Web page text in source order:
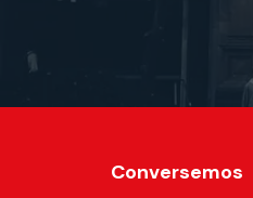
Conversemos